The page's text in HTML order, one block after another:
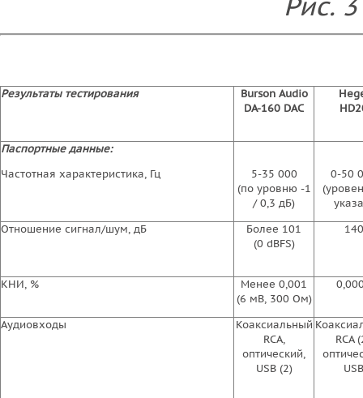
Результаты тестирования
Burson Audio
DA-160 DAC
Паспортные данные:
Частотная характеристика, Гц
5-35 000
(по уровню -1
/ 0,3 дБ)
0-50
Отношение сигнал/шум, дБ
Более 101
(0 dBFS)
140
КНИ, %
Менее 0,001
(6 мВ, 300 Ом)
Аудиовходы
Коаксиальный
RCA,
оптический,
USB (2)
RCA
USB